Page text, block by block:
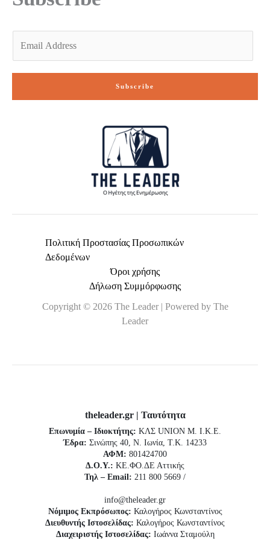
Subscribe
Πολιτική Προστασίας Προσωπικών
Δεδομένων
Όροι χρήσης
Δήλωση Συμμόρφωσης
Copyright © 2026 The Leader | Powered by The
Leader
theleader.gr | Ταυτότητα
Επωνυμία – Ιδιοκτήτης: ΚΛΣ UNION Μ. Ι.Κ.Ε.
Έδρα: Σινώπης 40, Ν. Ιωνία, Τ.Κ. 14233
ΑΦΜ: 801424700
Δ.Ο.Υ.: ΚΕ.ΦΟ.ΔΕ Αττικής
Τηλ – Email: 211 800 5669 /
info@theleader.gr
Νόμιμος Εκπρόσωπος: Καλογήρος Κωνσταντίνος
Διευθυντής Ιστοσελίδας: Καλογήρος Κωνσταντίνος
Διαχειριστής Ιστοσελίδας: Ιωάννα Σταμούλη